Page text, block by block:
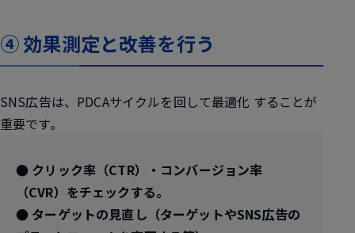
④ 効果測定と改善を行う
SNS広告は、PDCAサイクルを回して最適化 することが
重要です。
● クリック率（CTR）・コンバージョン率
（CVR）をチェックする。
● ターゲットの見直し（ターゲットやSNS広告の